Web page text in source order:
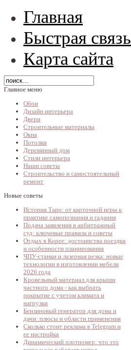
Главная
Быстрая связь
Карта сайта
Главное меню
Обои
Дизайн интерьера
Двери
Строительные материалы
Окна
Потолки
Деревянный дом
Стили интерьера
Наши советы
Строительство и самостоятельный
ремонт
Новые советы
История Таро: от карточной игры к
практике самопознания и гадания
Подача заявления в арбитражный
суд: ключевые правила и советы
Отдых в Корее: достоинства поездки
и особенности планирования
ЧПУ-станки и лазерная резка: новые
технологии в изготовлении мебели
2026 года
Кровельный материал для крыши
частного дома - как выбрать
покрытие с учетом климата и
нагрузки
Бензиновый генератор для дома и
дачи: плюсы и области применения
Сколько стоит реклама в Telegram и
ее настройка
Динамический плотномер: что это